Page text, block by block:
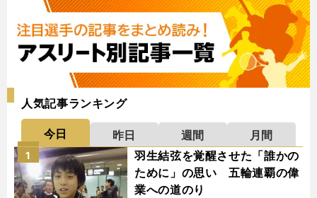
人気記事ランキング
今日 昨日 週間
月間
羽生結弦を覚醒させた「誰かの
ために」の思い 五輪連覇の偉
業への道のり
1